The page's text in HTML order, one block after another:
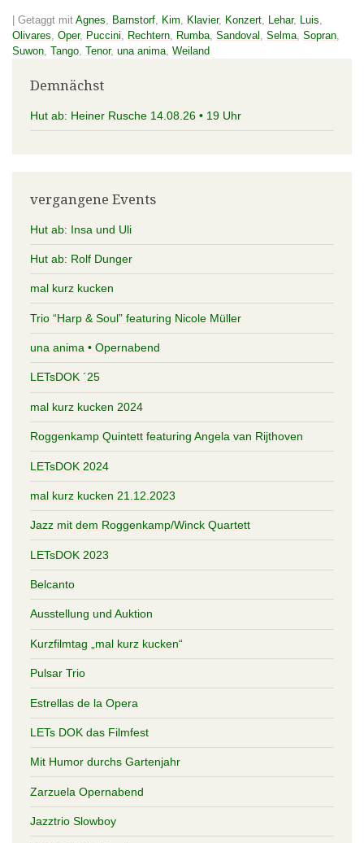
|Getaggt mitAgnes Barnstorf Kim Klavier, Konzert Lehar, Luis
Olivares ,Oper, Puccini Rechtern Rumba ,Sandoval ,Selma ,Sopran
Suwon ,Tango ,Tenor,una anima ,Weiland
Demnächst
Hut ab: Heiner Rusche 14.08.26 • 19 Uhr
vergangene Events
Hut ab: Insa und Uli
Hut ab: Rolf Dunger
mal kurz kucken
Trio “Harp & Soul” featuring Nicole Müller
una anima • Opernabend
LETsDOK ´25
mal kurz kucken 2024
Roggenkamp Quintett featuring Angela van Rijthoven
LETsDOK 2024
mal kurz kucken 21.12.2023
Jazz mit dem Roggenkamp/Winck Quartett
LETsDOK 2023
Belcanto
Ausstellung und Auktion
Kurzfilmtag „mal kurz kucken“
Pulsar Trio
Estrellas de la Opera
LETs DOK das Filmfest
Mit Humor durchs Gartenjahr
Zarzuela Opernabend
Jazztrio Slowboy